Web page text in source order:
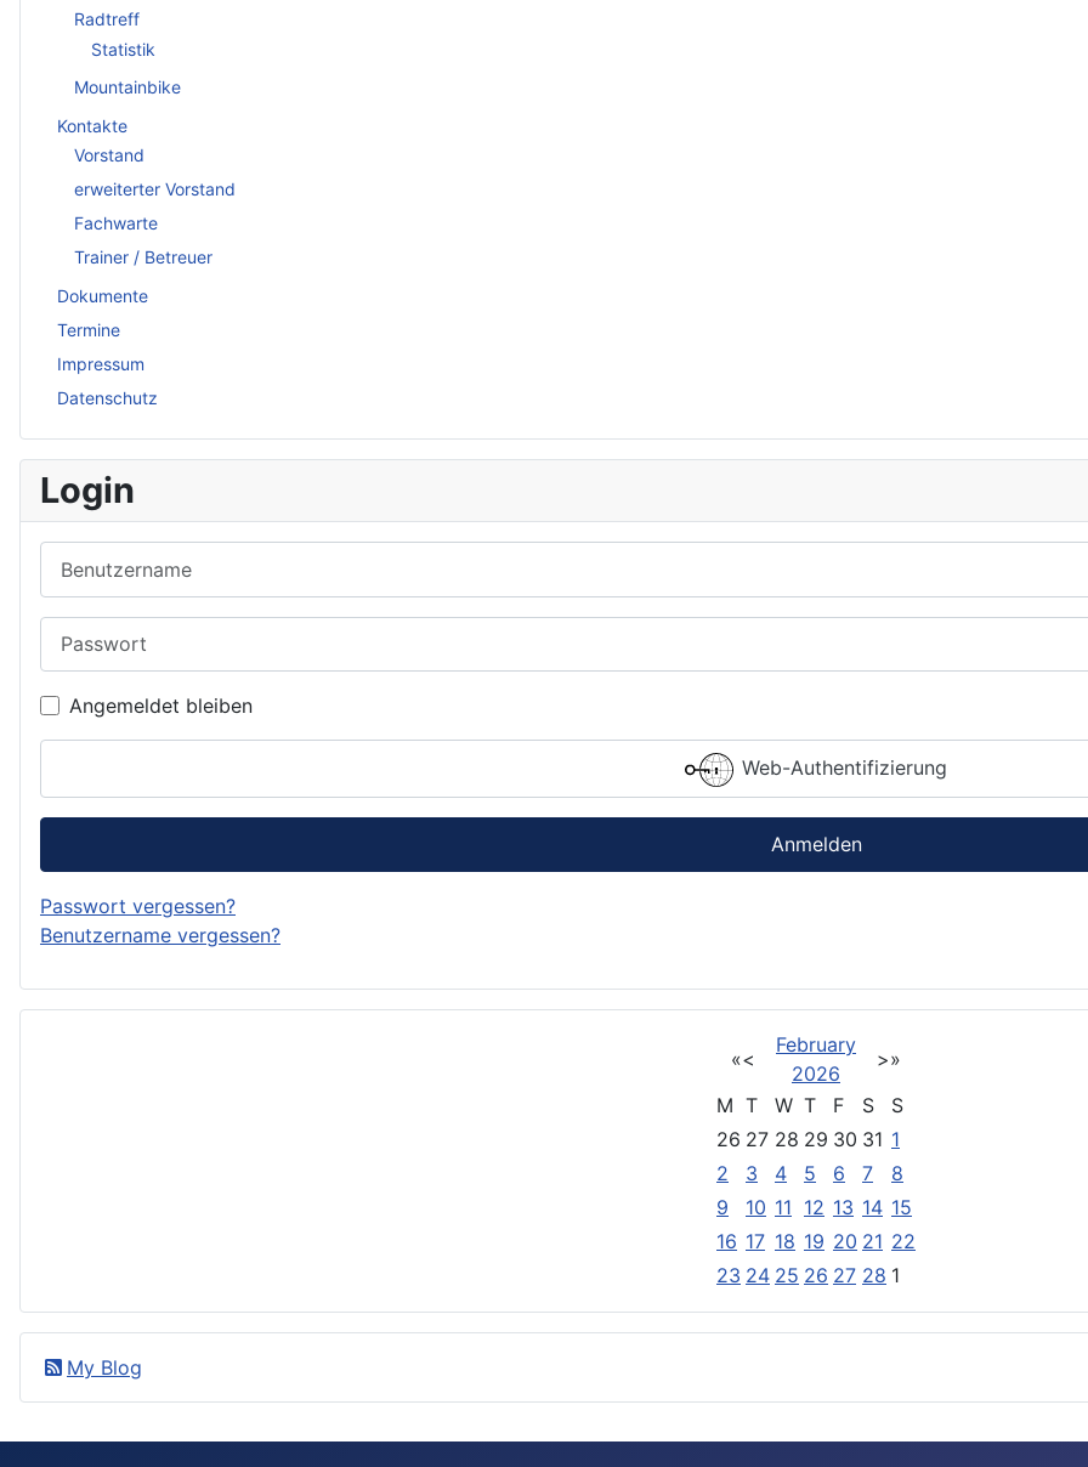
Radtreff
Statistik
Mountainbike
Kontakte
Vorstand
erweiterter Vorstand
Fachwarte
Trainer / Betreuer
Dokumente
Termine
Impressum
Datenschutz
Login
Angemeldet bleiben
Web-Authentifizierung
Anmelden
Passwort vergessen?
Benutzername vergessen?
«<
February
2026
>»
M T W T F S
S
26 27 28 29 30 31 1
2
3 4 5 6 7
8
9
10 11 12 13 14 15
16 17 18 19 20 21 22
23 24 25 26 27 28 1
My Blog